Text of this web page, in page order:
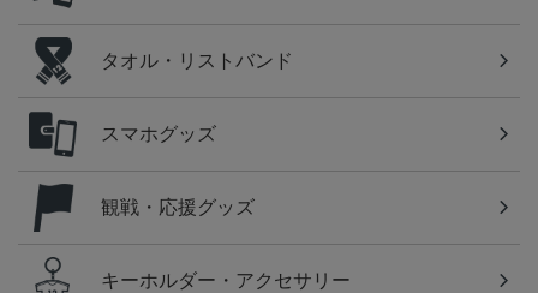
タオル・リストバンド
スマホグッズ
観戦・応援グッズ
キーホルダー・アクセサリー